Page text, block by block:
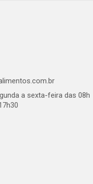
a sexta-feira das 08h